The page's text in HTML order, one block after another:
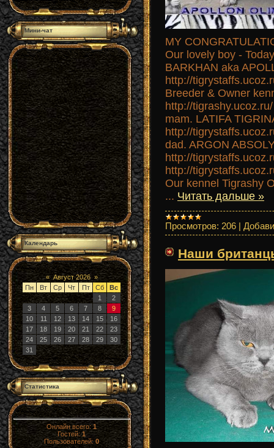
Мини-чат
Календарь
« Август 2026 »
Пн
Вт Ср Чт Пт Сб
Вс
1
2
3
4 5 6 7 8
9
10
11 12 13 14 15
16
17
18 19 20 21 22
23
24
25 26 27 28 29
30
31
Статистика
Онлайн всего:1
Гостей:1
Пользователей: 0
MY
Our lovely boy -
BARKHAN aka
http://
Breeder & Owner
http://tigrashy.ucoz.ru/
mam. LATIFA
http://
dad. ARGON
http://
http://
Our kennel Tigrashy
... Читать дальше »
Просмотров: 206 |
Наши